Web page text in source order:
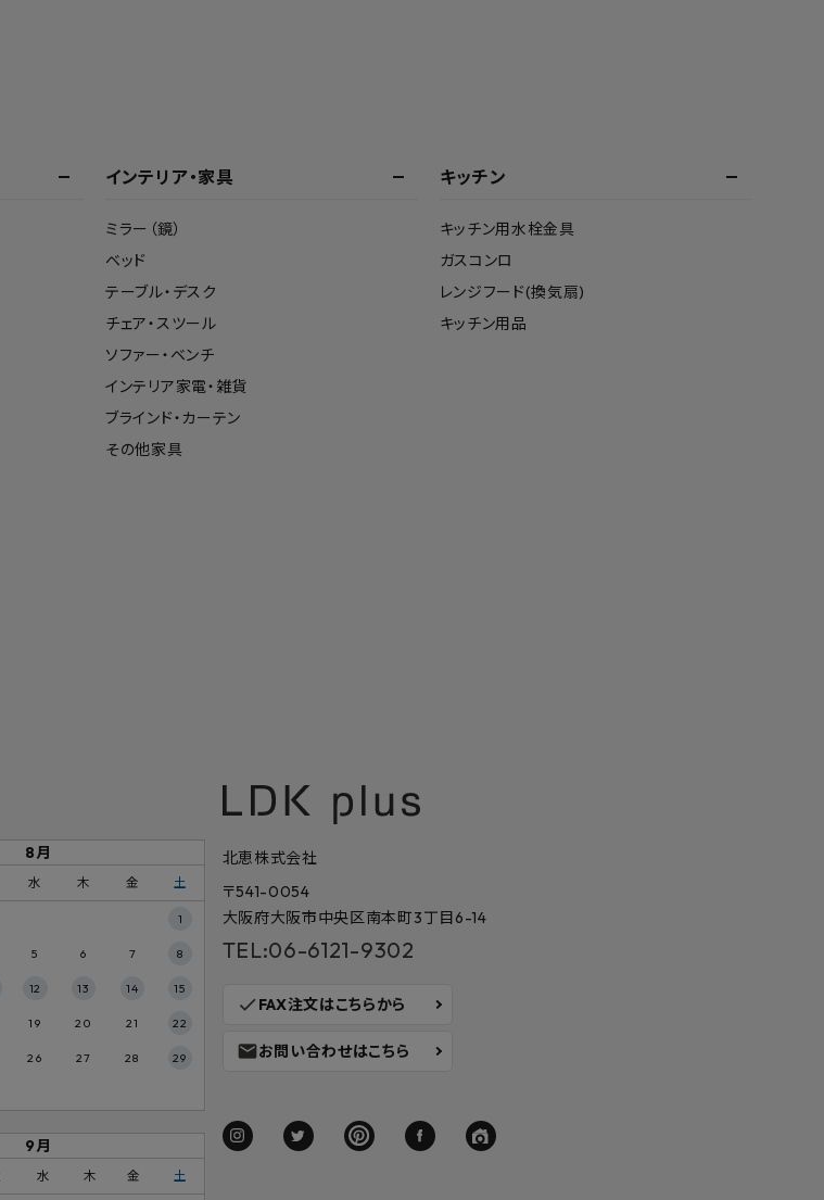
インテリア・家具
ミラー（鏡）
ベッド
テーブル・デスク
チェア・スツール
ソファー・ベンチ
インテリア家電・雑貨
ブラインド・カーテン
その他家具
キッチン
キッチン用水栓金具
ガスコンロ
レンジフード(換気扇)
キッチン用品
8月
水 木 金 土
1
5 6 7 8
12 13 14 15
19 20 21 22
26 27 28 29
9月
水 木 金 土
北恵株式会社
〒541-0054
大阪府大阪市中央区南本町3丁目6-14
TEL:06-6121-9302
check FAX注文はこちらから
mailお問い合わせはこちら